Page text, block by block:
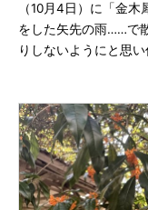
（10月4日）に「金
をした矢先の雨……で
りしないようにと思い